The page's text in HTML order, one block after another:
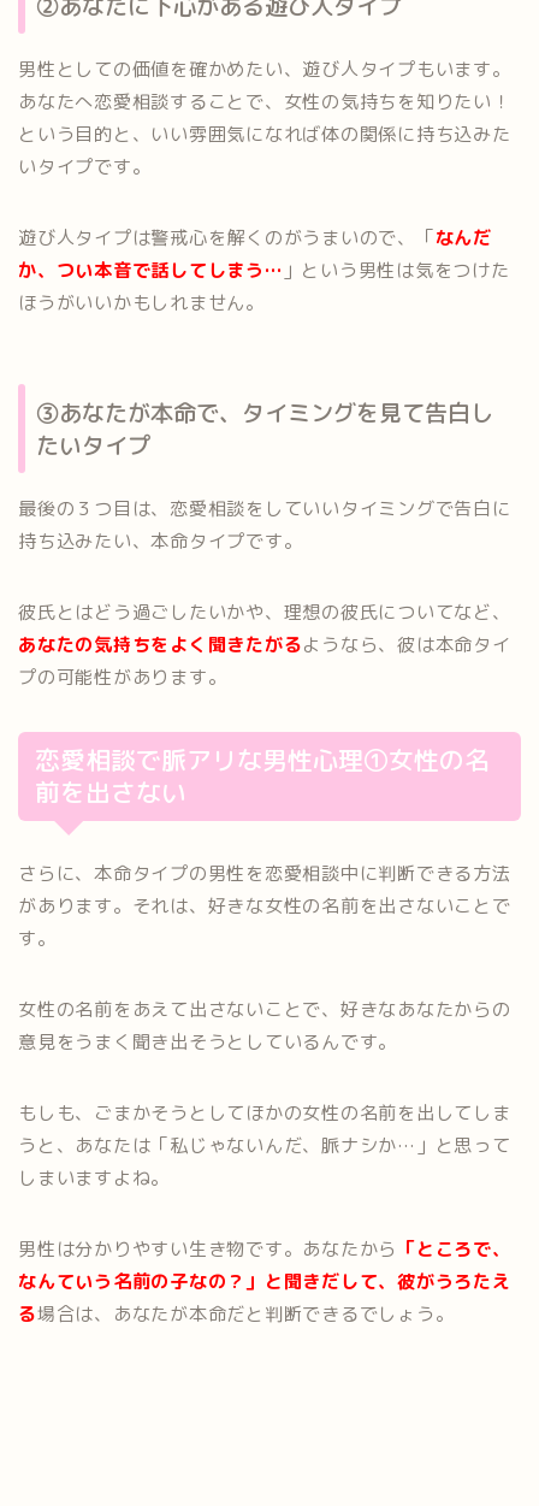
男性としての価値を確かめたい、遊び人タイプもいます。
あなたへ恋愛相談することで、女性の気持ちを知りたい！
という目的と、いい雰囲気になれば体の関係に持ち込みた
いタイプです。
遊び人タイプは警戒心を解くのがうまいので、「なんだ
か、つい本音で話してしまう… 」という男性は気をつけた
ほうがいいかもしれません。
③あなたが本命で、タイミングを見て告白し
たいタイプ
最後の３つ目は、恋愛相談をしていいタイミングで告白に
持ち込みたい、本命タイプです。
彼氏とはどう過ごしたいかや、理想の彼氏についてなど、
あなたの気持ちをよく聞きたがるようなら、彼は本命タイ
プの可能性があります。
恋愛相談で脈アリな男性心理①女性の名
前を出さない
さらに、本命タイプの男性を恋愛相談中に判断できる方法
があります。それは、好きな女性の名前を出さないことで
す。
女性の名前をあえて出さないことで、好きなあなたからの
意見をうまく聞き出そうとしているんです。
もしも、ごまかそうとしてほかの女性の名前を出してしま
うと、あなたは「私じゃないんだ、脈ナシか…」と思って
しまいますよね。
男性は分かりやすい生き物です。あなたから 「ところで、
なんていう名前の子なの？」と聞きだして、彼がうろたえ
る場合は、あなたが本命だと判断できるでしょう。